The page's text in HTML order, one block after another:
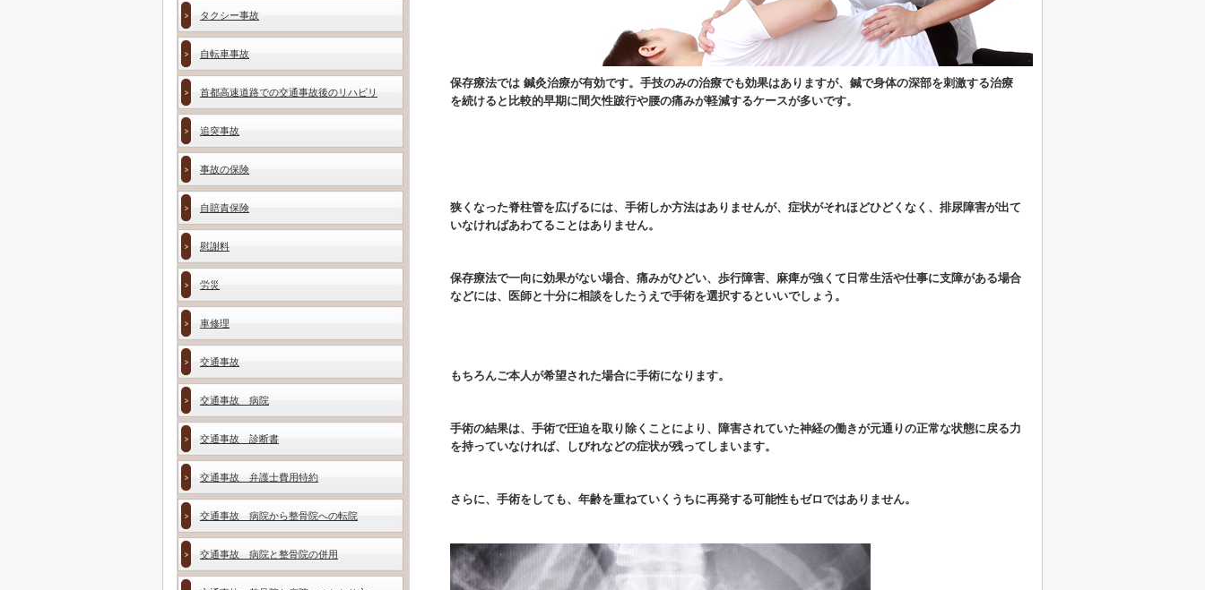
保存療法では 鍼灸治療が有効です。手技のみの治療でも効果はありますが、鍼で身体の深部を刺激する治療
を続けると比較的早期に間欠性跛行や腰の痛みが軽減するケースが多いです。
狭くなった脊柱管を広げるには、手術しか方法はありませんが、症状がそれほどひどくなく、排尿障害が出て
いなければあわてることはありません。
保存療法で一向に効果がない場合、痛みがひどい、歩行障害、麻痺が強くて日常生活や仕事に支障がある場合
などには、医師と十分に相談をしたうえで手術を選択するといいでしょう。
もちろんご本人が希望された場合に手術になります。
手術の結果は、手術で圧迫を取り除くことにより、障害されていた神経の働きが元通りの正常な状態に戻る力
を持っていなければ、しびれなどの症状が残ってしまいます。
さらに、手術をしても、年齢を重ねていくうちに再発する可能性もゼロではありません。
タクシー事故
自転車事故
首都高速道路での交通事故後のリハビリ
追突事故
事故の保険
自賠責保険
慰謝料
労災
車修理
交通事故
交通事故 病院
交通事故 診断書
交通事故 弁護士費用特約
交通事故 病院から整骨院への転院
交通事故 病院と整骨院の併用